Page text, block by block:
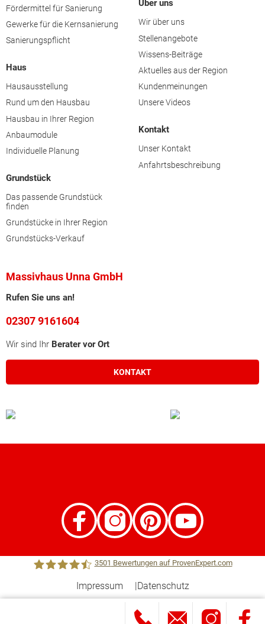
Fördermittel für Sanierung
Gewerke für die Kernsanierung
Sanierungspflicht
Haus
Hausausstellung
Rund um den Hausbau
Hausbau in Ihrer Region
Anbaumodule
Individuelle Planung
Grundstück
Das passende Grundstück
finden
Grundstücke in Ihrer Region
Grundstücks-Verkauf
Über uns
Wir über uns
Stellenangebote
Wissens-Beiträge
Aktuelles aus der Region
Kundenmeinungen
Unsere Videos
Kontakt
Unser Kontakt
Anfahrtsbeschreibung
Massivhaus Unna GmbH
Rufen Sie uns an!
02307 9161604
Wir sind Ihr Berater vor Ort
KONTAKT
Town &Country Haus Lizenzgeber GmbH
3501 Bewertungen auf ProvenExpert.com
Impressum Datenschutz